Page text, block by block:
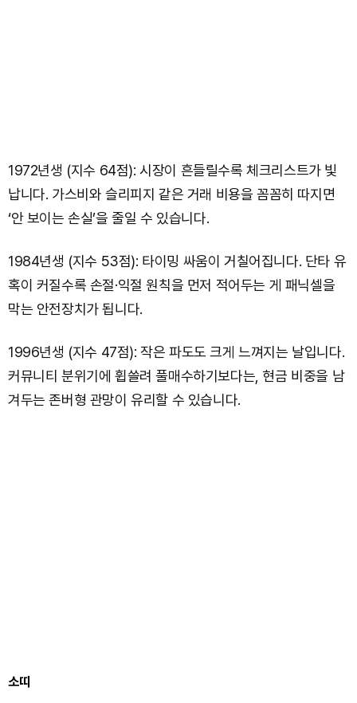
1972년생 (지수 64점): 시장이 흔들릴수록 체크리스트가 빛
납니다. 가스비와 슬리피지 같은 거래 비용을 꼼꼼히 따지면
‘안 보이는 손실’을 줄일 수 있습니다.
1984년생 (지수 53점): 타이밍 싸움이 거칠어집니다. 단타 유
혹이 커질수록 손절·익절 원칙을 먼저 적어두는 게 패닉셀을
막는 안전장치가 됩니다.
1996년생 (지수 47점): 작은 파도도 크게 느껴지는 날입니다.
커뮤니티 분위기에 휩쓸려 풀매수하기보다는, 현금 비중을 남
겨두는 존버형 관망이 유리할 수 있습니다.
소띠